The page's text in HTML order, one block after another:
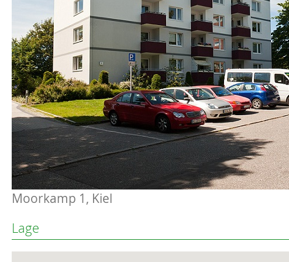
Moorkamp 1, Kiel
Lage